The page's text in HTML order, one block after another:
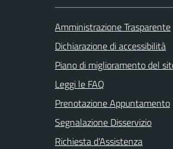
Amministrazione Trasparente
Dichiarazione di accessibilità
Piano di miglioramento del
Leggi le FAQ
Prenotazione Appuntamento
Segnalazione Disservizio
Richiesta d'Assistenza